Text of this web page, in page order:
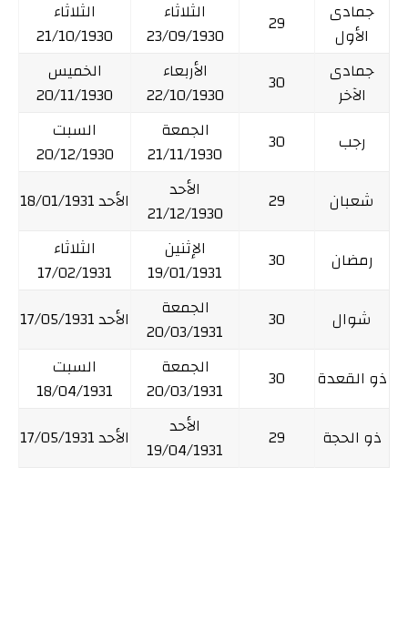
جمادى
الأول
29
الثلاثاء
23/09/1930
الثلاثاء
21/10/1930
جمادى
الآخر
30
الأربعاء
22/10/1930
الخميس
20/11/1930
رجب
30
الجمعة
21/11/1930
السبت
20/12/1930
شعبان
29
الأحد
21/12/1930
الأحد 18/01/1931
رمضان 30
الإثنين
19/01/1931
الثلاثاء
17/02/1931
شوال
30
الجمعة
20/03/1931
الأحد 17/05/1931
ذو القعدة 30
الجمعة
20/03/1931
السبت
18/04/1931
ذو الحجة
29
الأحد
19/04/1931
الأحد 17/05/1931